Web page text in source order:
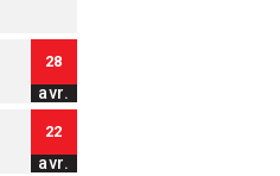
28
avr.
22
avr.